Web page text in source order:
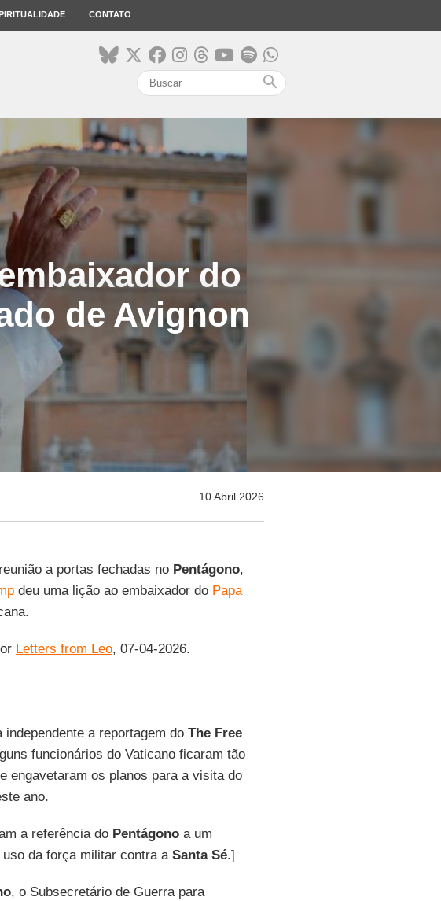
CONTATO
search
do
de Avignon
10 Abril 2026
a portas fechadas no Pentágono,
deu uma lição ao embaixador do Papa
Letters from Leo, 07-04-2026.
a reportagem do The Free
funcionários do Vaticano ficaram tão
engavetaram os planos para a visita do
ano.
a referência do Pentágonoa um
da força militar contra a Santa Sé.]
, o Subsecretário de Guerra para